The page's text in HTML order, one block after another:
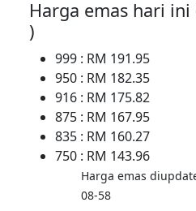
Harga emas hari
)
999 : RM 191.95
950 : RM 182.35
916 : RM 175.82
875 : RM 167.95
835 : RM 160.27
750 : RM 143.96
Harga emas
08-58